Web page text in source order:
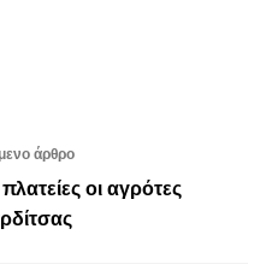
άρθρο
οι αγρότες